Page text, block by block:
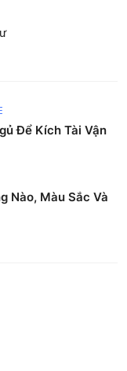
Để Kích Tài Vận
Nào, Màu Sắc Và